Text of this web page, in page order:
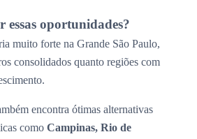
essas oportunidades?
muito forte na Grande São Paulo,
consolidados quanto regiões com
encontra ótimas alternativas
como Campinas, Rio de